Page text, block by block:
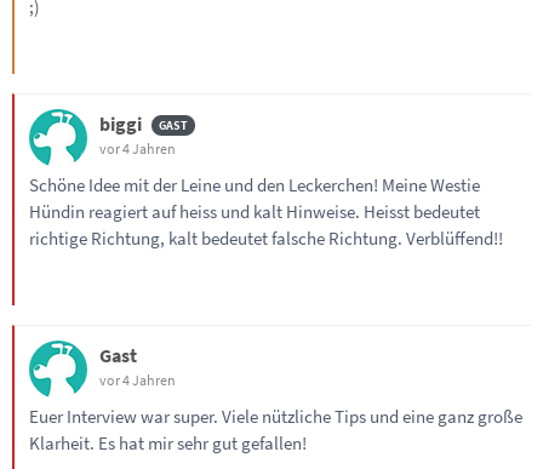
;)
biggi
vor 4 Jahren
Schöne Idee mit der Leine und den Leckerchen! Meine Westie
Hündin reagiert auf heiss und kalt Hinweise. Heisst bedeutet
richtige Richtung, kalt bedeutet falsche Richtung. Verblüffend!!
Gast
vor 4 Jahren
Euer Interview war super. Viele nützliche Tips und eine ganz große
Klarheit. Es hat mir sehr gut gefallen!